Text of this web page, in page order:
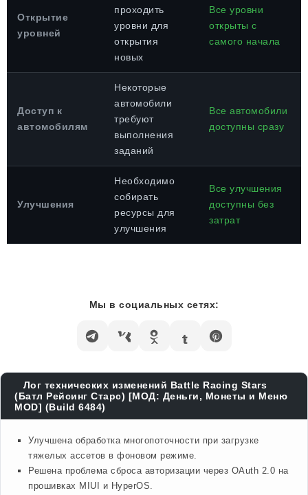
Открытие
уровней
проходить
уровни для
открытия
новых
Все уровни
открыты с
самого начала
Доступ к
автомобилям
Некоторые
автомобили
требуют
выполнения
заданий
Все автомобили
доступны сразу
Улучшения
Необходимо
собирать
ресурсы для
улучшения
Все улучшения
доступны без
затрат
Мы в социальных сетях:
Лог технических изменений Battle Racing Stars
(Батл Рейсинг Старс) [МОД: Деньги, Монеты и Меню
MOD] (Build 6484)
Улучшена обработка многопоточности при загрузке
тяжелых ассетов в фоновом режиме.
Решена проблема сброса авторизации через OAuth 2.0 на
прошивках MIUI и HyperOS.